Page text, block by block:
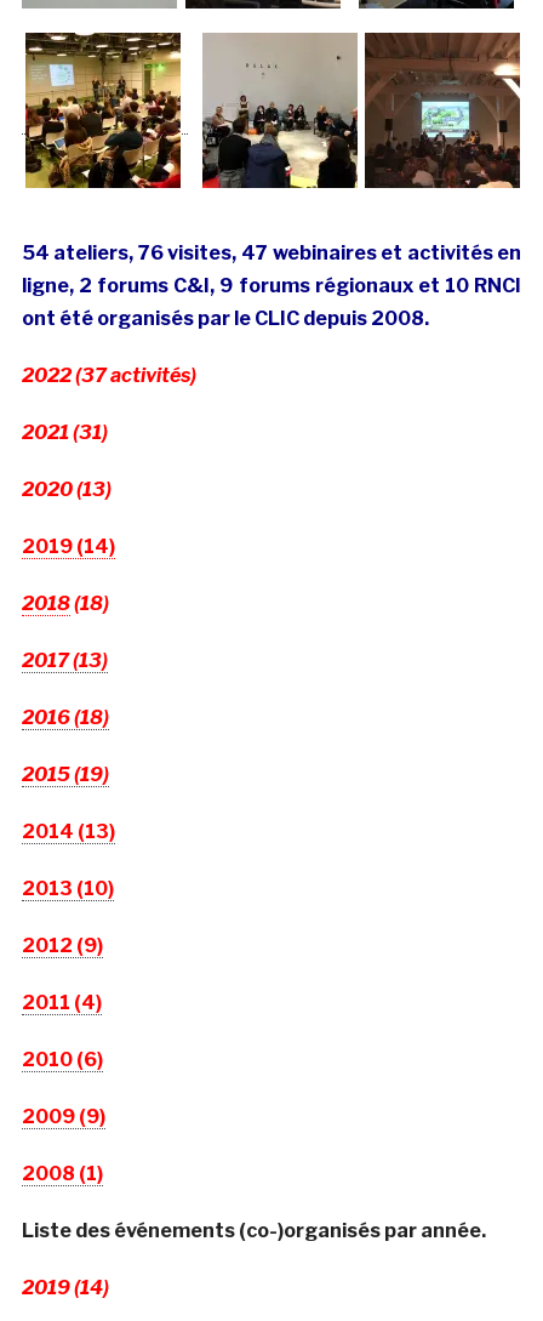
54 ateliers, 76 visites, 47 webinaires et activités en
ligne, 2 forums C&I, 9 forums régionaux et 10 RNCI
ont été organisés par le CLIC depuis 2008.
2022 (37 activités)
2021 (31)
2020 (13)
2019 (14)
2018(18)
2017 (13)
2016 (18)
2015 (19)
2014 (13)
2013 (10)
2012 (9)
2011 (4)
2010 (6)
2009 (9)
2008 (1)
Liste des événements (co-)organisés par année.
2019 (14)